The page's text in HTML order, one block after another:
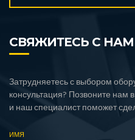
СВЯЖИТЕСЬ С
Затрудняетесь с выбором
консультация? Позвоните
и наш специалист поможет
ИМЯ